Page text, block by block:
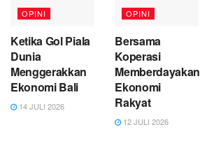
OPINI
Ketika Gol Piala
Dunia
Menggerakkan
Ekonomi Bali
14 JULI 2026
OPINI
Bersama
Koperasi
Memberdayakan
Ekonomi
Rakyat
12 JULI 2026